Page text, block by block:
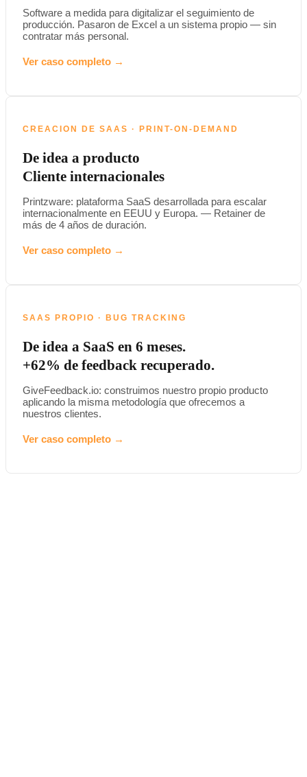
Software a medida para digitalizar el seguimiento de
producción. Pasaron de Excel a un sistema propio — sin
contratar más personal.
Ver caso completo →
CREACION DE SAAS · PRINT-ON-DEMAND
De idea a producto
Cliente internacionales
Printzware: plataforma SaaS desarrollada para escalar
internacionalmente en EEUU y Europa. — Retainer de
más de 4 años de duración.
Ver caso completo →
SAAS PROPIO · BUG TRACKING
De idea a SaaS en 6 meses.
+62% de feedback recuperado.
GiveFeedback.io: construimos nuestro propio producto
aplicando la misma metodología que ofrecemos a
nuestros clientes.
Ver caso completo →